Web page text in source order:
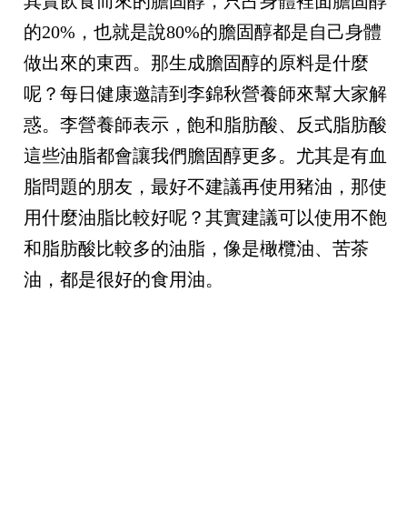
的20%，也就是說80%的膽固醇都是自己身體
做出來的東西。那生成膽固醇的原料是什麼
呢？每日健康邀請到李錦秋營養師來幫大家解
惑。李營養師表示，飽和脂肪酸、反式脂肪酸
這些油脂都會讓我們膽固醇更多。尤其是有血
脂問題的朋友，最好不建議再使用豬油，那使
用什麼油脂比較好呢？其實建議可以使用不飽
和脂肪酸比較多的油脂，像是橄欖油、苦茶
油，都是很好的食用油。